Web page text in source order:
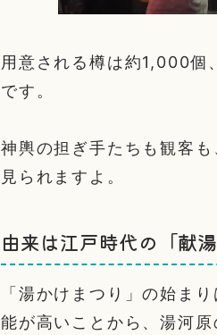
用意される樽は約1,000個
です。
神輿の担ぎ手たちも観客
見られますよ。
由来は江戸時代の「献
「湯かけまつり」の始ま
能が高いことから、湯河